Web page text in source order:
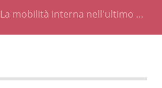
La mobilità interna nell'ultimo …